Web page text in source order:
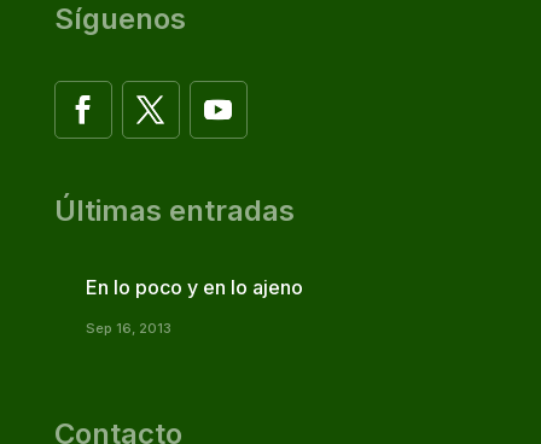
Síguenos
Últimas entradas
En lo poco y en lo ajeno
Sep 16, 2013
Contacto